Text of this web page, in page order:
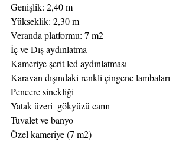
Genişlik: 2,40 m
Yükseklik: 2,30 m
Veranda platformu: 7 m2
İç ve Dış aydınlatma
Kameriye şerit led aydınlatması
Karavan dışındaki renkli çingene lambaları
Pencere sinekliği
Yatak üzeri  gökyüzü camı
Tuvalet ve banyo
Özel kameriye (7 m2)